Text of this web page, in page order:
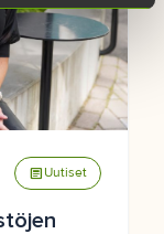
article Uutiset